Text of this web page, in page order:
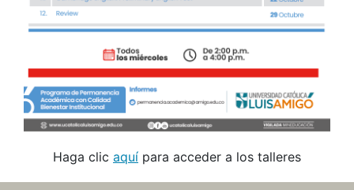
Haga clic aquí para acceder a los talleres